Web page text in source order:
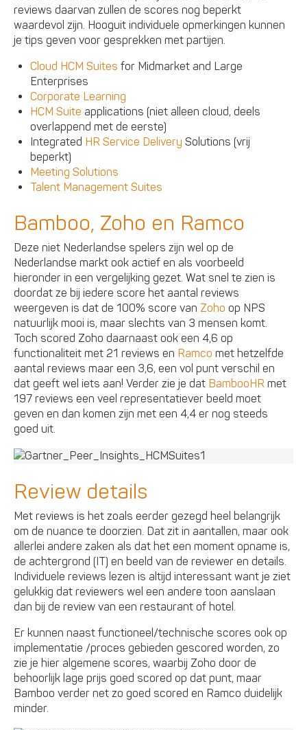
reviews daarvan zullen de scores nog beperkt
waardevol zijn. Hooguit individuele opmerkingen kunnen
je tips geven voor gesprekken met partijen.
Cloud HCM Suitesfor Midmarket and Large
Enterprises
Corporate Learning
HCM Suite applications (niet alleen cloud, deels
overlappend met de eerste)
Integrated HR Service DeliverySolutions (vrij
beperkt)
Meeting Solutions
Talent Management Suites
Bamboo, Zoho en Ramco
Deze niet Nederlandse spelers zijn wel op de
Nederlandse markt ook actief en als voorbeeld
hieronder in een vergelijking gezet. Wat snel te zien is
doordat ze bij iedere score het aantal reviews
weergeven is dat de 100% score van Zohoop NPS
natuurlijk mooi is, maar slechts van 3 mensen komt.
Toch scored Zoho daarnaast ook een 4,6 op
functionaliteit met 21 reviews en Ramcomet hetzelfde
aantal reviews maar een 3,6, een vol punt verschil en
dat geeft wel iets aan! Verder zie je dat BambooHRmet
197 reviews een veel representatiever beeld moet
geven en dan komen zijn met een 4,4 er nog steeds
goed uit.
Review details
Met reviews is het zoals eerder gezegd heel belangrijk
om de nuance te doorzien. Dat zit in aantallen, maar ook
allerlei andere zaken als dat het een moment opname is,
de achtergrond (IT) en beeld van de reviewer en details.
Individuele reviews lezen is altijd interessant want je ziet
gelukkig dat reviewers wel een andere toon aanslaan
dan bij de review van een restaurant of hotel.
Er kunnen naast functioneel/technische scores ook op
implementatie /proces gebieden gescored worden, zo
zie je hier algemene scores, waarbij Zoho door de
behoorlijk lage prijs goed scored op dat punt, maar
Bamboo verder net zo goed scored en Ramco duidelijk
minder.